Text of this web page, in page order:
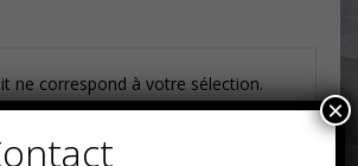
ne correspond à votre sélection.
×